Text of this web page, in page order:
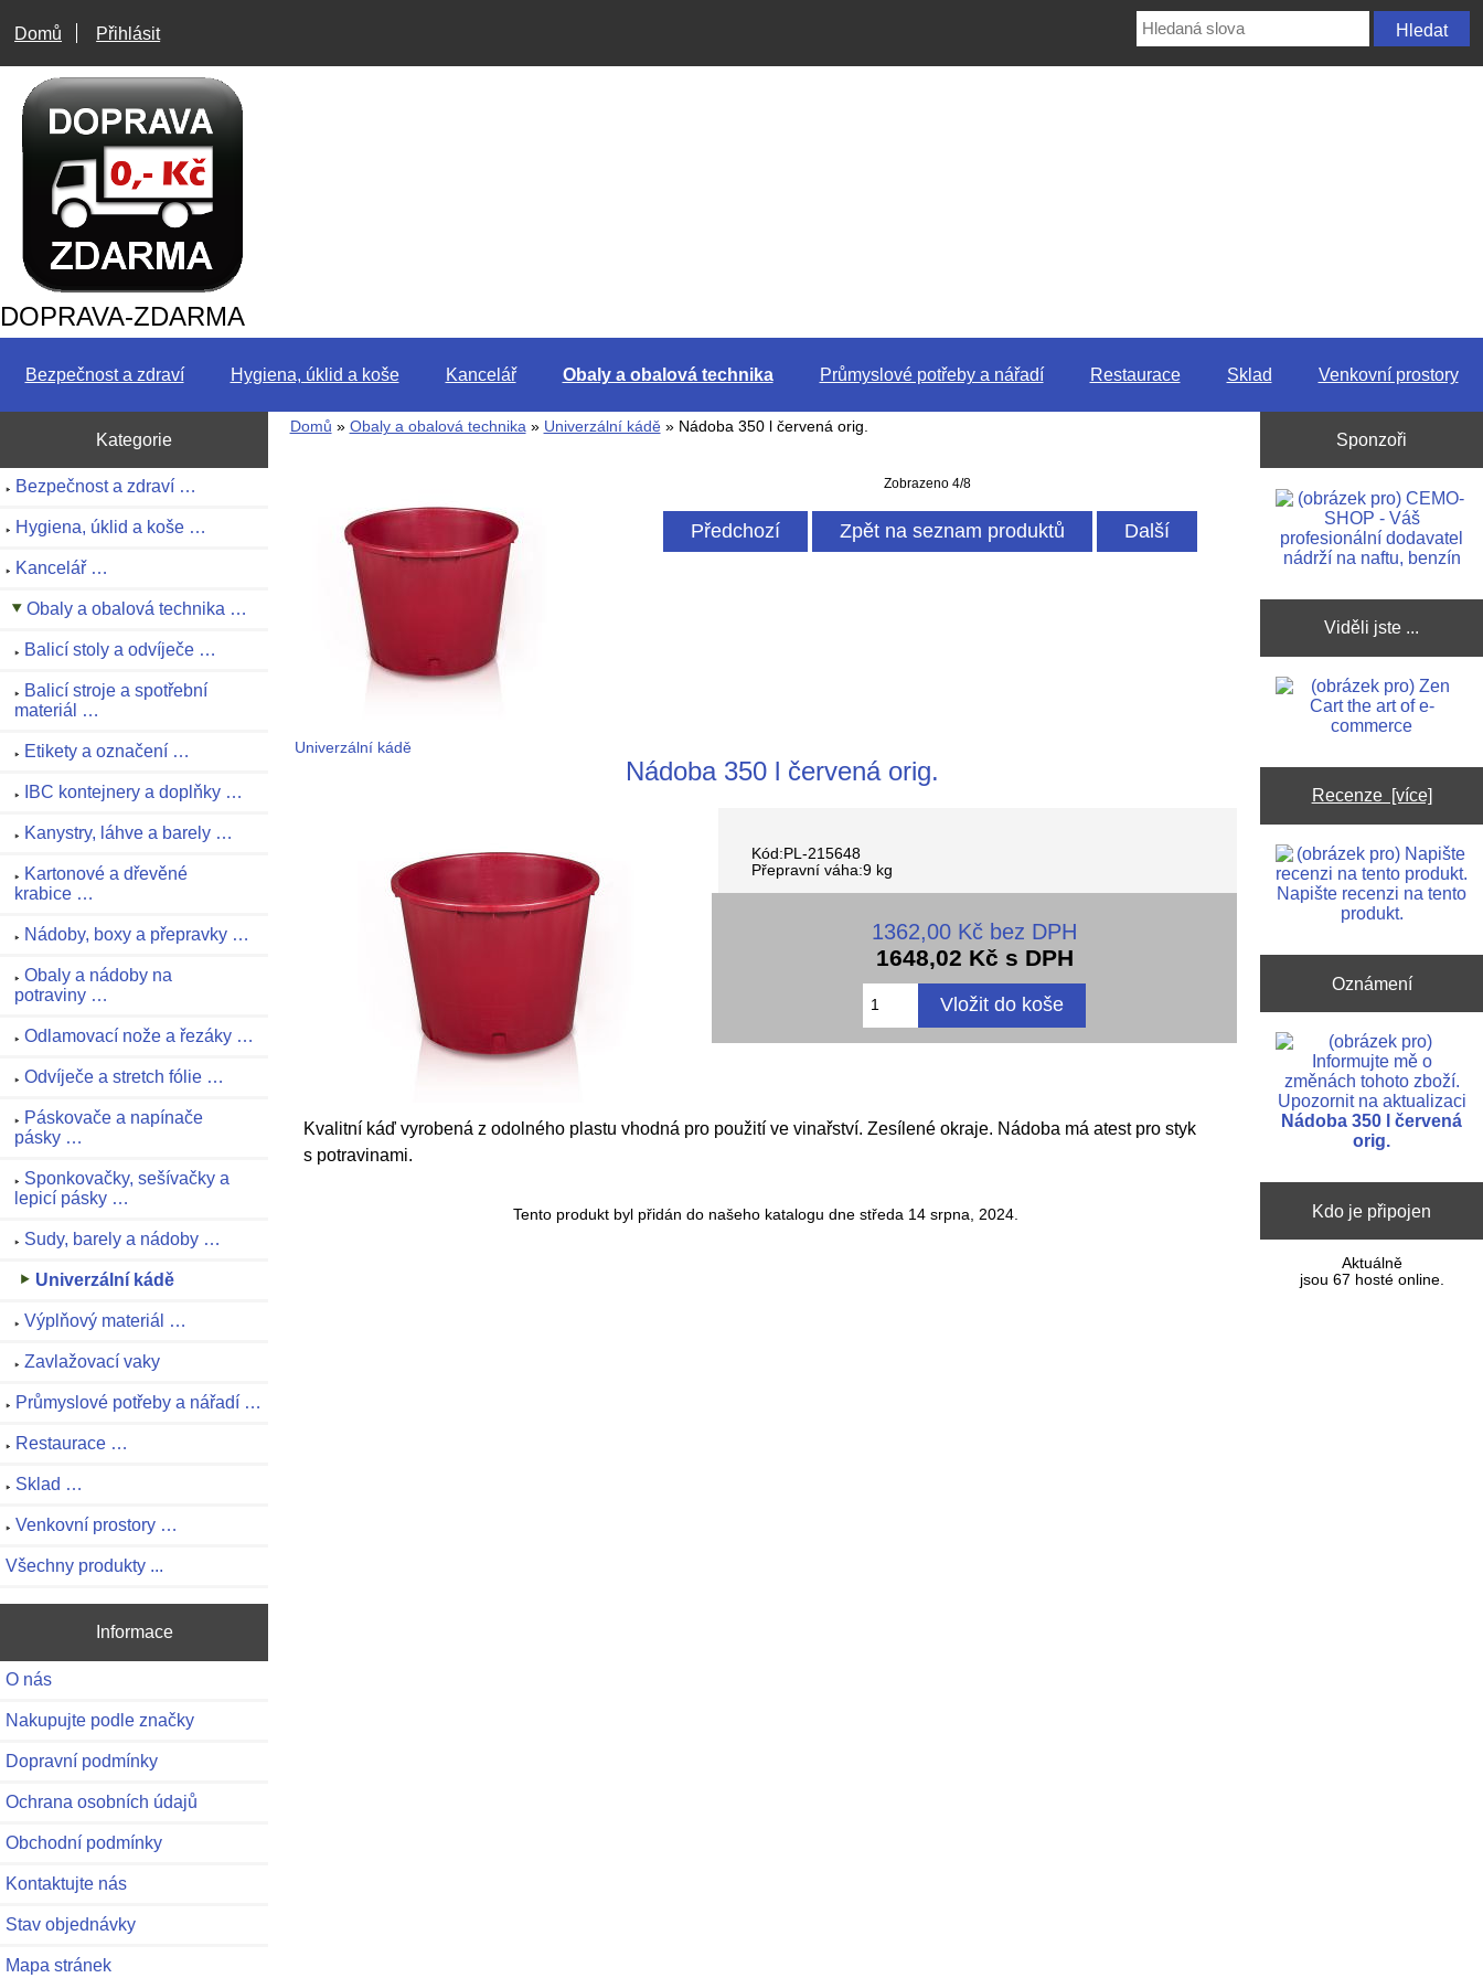
Domů Přihlásit
DOPRAVA-ZDARMA
Bezpečnost a zdraví Hygiena, úklid a koše Kancelář Obaly a obalová technika Průmyslové potřeby a nářadí Restaurace Sklad Venkovní prostory
Kategorie
Bezpečnost a zdraví …
Hygiena, úklid a koše …
Kancelář …
Obaly a obalová technika …
Balicí stoly a odvíječe …
Balicí stroje a spotřební
materiál …
Etikety a označení …
IBC kontejnery a doplňky …
Kanystry, láhve a barely …
Kartonové a dřevěné
krabice …
Nádoby, boxy a přepravky …
Obaly a nádoby na
potraviny …
Odlamovací nože a řezáky …
Odvíječe a stretch fólie …
Páskovače a napínače
pásky …
Sponkovačky, sešívačky a
lepicí pásky …
Sudy, barely a nádoby …
Univerzální kádě
Výplňový materiál …
Zavlažovací vaky
Průmyslové potřeby a nářadí …
Restaurace …
Sklad …
Venkovní prostory …
Všechny produkty ...
Informace
O nás
Nakupujte podle značky
Dopravní podmínky
Ochrana osobních údajů
Obchodní podmínky
Kontaktujte nás
Stav objednávky
Mapa stránek
Domů » Obaly a obalová technika» Univerzální kádě» Nádoba 350 l červená orig.
Univerzální kádě
Zobrazeno 4/8
Předchozí Zpět na seznam produktů Další
Nádoba 350 l červená orig.
Kód:PL-215648
Přepravní váha:9 kg
1362,00 Kč bez DPH
1648,02 Kč s DPH
Kvalitní káď vyrobená z odolného plastu vhodná pro použití ve vinařství. Zesílené okraje. Nádoba má atest pro styk
s potravinami.
Tento produkt byl přidán do našeho katalogu dne středa 14 srpna, 2024.
Sponzoři
Viděli jste ...
Recenze [více]
Napište recenzi na tento
produkt.
Oznámení
Upozornit na aktualizaci
Nádoba 350 l červená
orig.
Kdo je připojen
Aktuálně
jsou 67 hosté online.